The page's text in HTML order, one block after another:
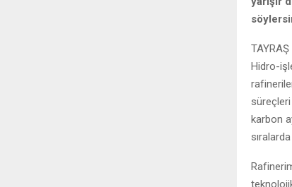
Hidro-
karbon